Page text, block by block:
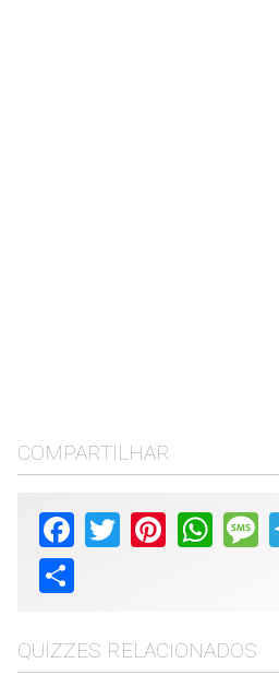
COMPARTILHAR
Facebook
Twitter Pinterest
Share
QUIZZES RELACIONADOS